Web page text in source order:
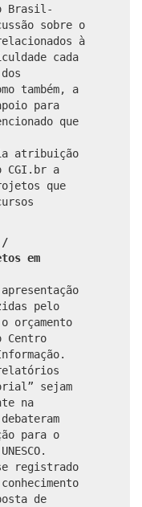
Brasil-
sobre o
à
cada
também, a
para
que
atribuição
CGI.br a
que
/
em
pelo
orçamento
Centro
sejam
na
para o
registrado
de